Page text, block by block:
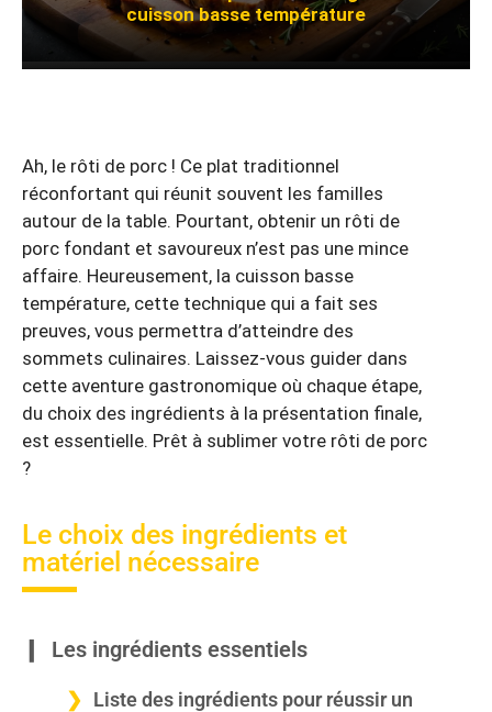
cuisson basse température
Ah, le rôti de porc ! Ce plat traditionnel
réconfortant qui réunit souvent les familles
autour de la table. Pourtant, obtenir un rôti de
porc fondant et savoureux n’est pas une mince
affaire. Heureusement, la cuisson basse
température, cette technique qui a fait ses
preuves, vous permettra d’atteindre des
sommets culinaires. Laissez-vous guider dans
cette aventure gastronomique où chaque étape,
du choix des ingrédients à la présentation finale,
est essentielle. Prêt à sublimer votre rôti de porc
?
Le choix des ingrédients et
matériel nécessaire
Les ingrédients essentiels
Liste des ingrédients pour réussir un